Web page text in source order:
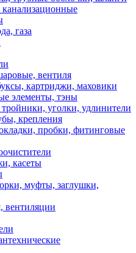
газа
вентиля
картриджи, маховики
элементы, тэны
уголки, удлинители
крепления
пробки, фитинговые
касеты
муфты, заглушки,
вентиляции